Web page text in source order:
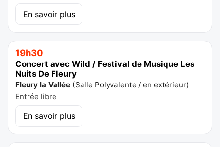
En savoir plus
19h30
Concert avec Wild / Festival de Musique Les
Nuits De Fleury
Fleury la Vallée (Salle Polyvalente / en extérieur)
Entrée libre
En savoir plus